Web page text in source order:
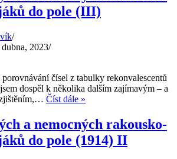
do pole (III)
dubna, 2023
čísel z tabulky rekonvalescentů
dospěl k několika dalším zajímavým – a
Číst dále »
a
nemocných
rakousko-
a nemocných rakousko-
do pole (1914) II